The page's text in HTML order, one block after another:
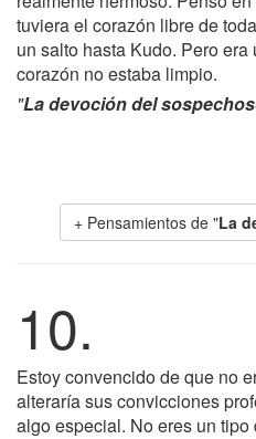
tuviera el corazón libre de
un salto hasta Kudo. Pero
corazón no estaba limpio.
"La devoción del
+ Pensamientos de "La
10.
Estoy convencido de que no
alteraría sus convicciones
algo especial. No eres un tipo